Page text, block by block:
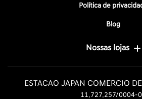
Política de
Blog
Nossas lojas
ESTACAO JAPAN COMERCIO
11.727.257/0004-